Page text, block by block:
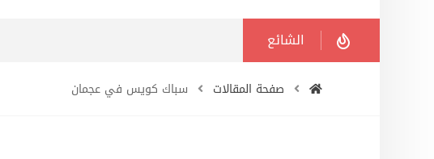
الشائع
صفحة المقالات سباك كويس في عجمان